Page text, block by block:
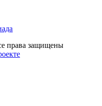
права защищены